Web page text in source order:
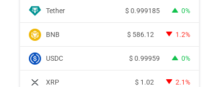
Tether $ 0.999185 0%
BNB $ 586.12 1.2%
USDC $ 0.99959 0%
XRP $ 1.02 2.1%